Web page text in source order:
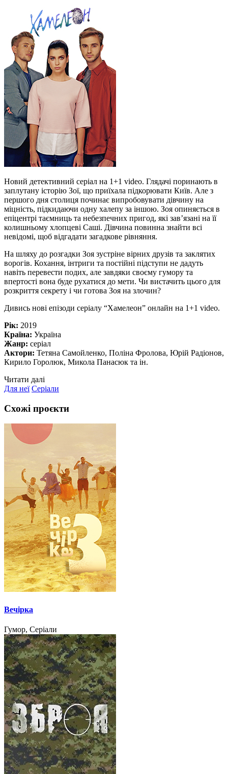
Новий детективний серіал на 1+1 video. Глядачі поринають в
заплутану історію Зої, що приїхала підкорювати Київ. Але з
першого дня столиця починає випробовувати дівчину на
міцність, підкидаючи одну халепу за іншою. Зоя опиняється в
епіцентрі таємниць та небезпечних пригод, які зав’язані на її
колишньому хлопцеві Саші. Дівчина повинна знайти всі
невідомі, щоб відгадати загадкове рівняння.
На шляху до розгадки Зоя зустріне вірних друзів та заклятих
ворогів. Кохання, інтриги та постійні підступи не дадуть
навіть перевести подих, але завдяки своєму гумору та
впертості вона буде рухатися до мети. Чи вистачить цього для
розкриття секрету і чи готова Зоя на злочин?
Дивись нові епізоди серіалу “Хамелеон” онлайн на 1+1 video.
Рік: 2019
Країна: Україна
Жанр: серіал
Актори: Тетяна Самойленко, Поліна Фролова, Юрій Радіонов,
Кирило Горолюк, Микола Панасюк та ін.
Читати далі
Для неї Серіали
Схожі проєкти
Вечірка
Гумор, Серіали